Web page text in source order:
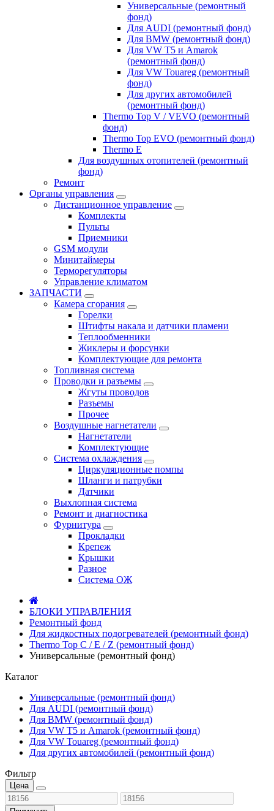
Универсальные (ремонтный
фонд)
Для AUDI (ремонтный фонд)
Для BMW (ремонтный фонд)
Для VW T5 и Amarok
(ремонтный фонд)
Для VW Touareg (ремонтный
фонд)
Для других автомобилей
(ремонтный фонд)
Thermo Top V / VEVO (ремонтный
фонд)
Thermo Top EVO (ремонтный фонд)
Thermo E
Для воздушных отопителей (ремонтный
фонд)
Ремонт
Органы управления
Дистанционное управление
Комплекты
Пульты
Приемники
GSM модули
Минитаймеры
Терморегуляторы
Управление климатом
ЗАПЧАСТИ
Камера сгорания
Горелки
Штифты накала и датчики пламени
Теплообменники
Жиклеры и форсунки
Комплектующие для ремонта
Топливная система
Проводки и разъемы
Жгуты проводов
Разъемы
Прочее
Воздушные нагнетатели
Нагнетатели
Комплектующие
Система охлаждения
Циркуляционные помпы
Шланги и патрубки
Датчики
Выхлопная система
Ремонт и диагностика
Фурнитура
Прокладки
Крепеж
Крышки
Разное
Система ОЖ
БЛОКИ УПРАВЛЕНИЯ
Ремонтный фонд
Для жидкостных подогревателей (ремонтный фонд)
Thermo Top C / E / Z (ремонтный фонд)
Универсальные (ремонтный фонд)
Каталог
Универсальные (ремонтный фонд)
Для AUDI (ремонтный фонд)
Для BMW (ремонтный фонд)
Для VW T5 и Amarok (ремонтный фонд)
Для VW Touareg (ремонтный фонд)
Для других автомобилей (ремонтный фонд)
Фильтр
Цена